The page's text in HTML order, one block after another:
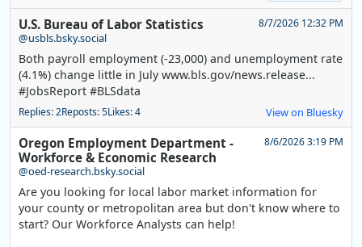
U.S. Bureau of Labor Statistics
@usbls.bsky.social
8/7/2026 12:32 PM
Both payroll employment (-23,000) and unemployment rate
(4.1%) change little in July www.bls.gov/news.release...
#JobsReport #BLSdata
Replies: 2Reposts: 5Likes: 4 View on Bluesky
Oregon Employment Department -
Workforce & Economic Research
@oed-research.bsky.social
8/6/2026 3:19 PM
Are you looking for local labor market information for
your county or metropolitan area but don't know where to
start? Our Workforce Analysts can help!